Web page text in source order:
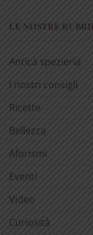
LE NOSTRE
Antica spezieria
I nostri consigli
Ricette
Bellezza
Aforismi
Eventi
Video
Curiosità